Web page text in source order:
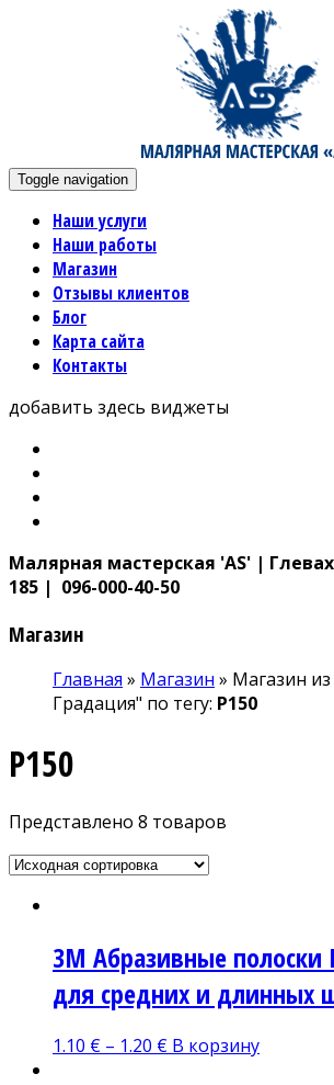
Toggle navigation
Наши услуги
Наши работы
Магазин
Отзывы клиентов
Блог
Карта сайта
Контакты
добавить здесь виджеты
Малярная мастерская 'AS' |
185 | 096-000-40-50
Магазин
Главная » Магазин » Магазин
Градация" по тегу: P150
P150
Представлено 8 товаров
3М Абразивные полоски
для средних и длинных
1.10 € – 1.20 € В корзину